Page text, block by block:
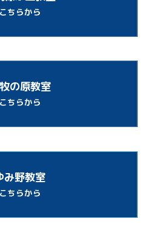
ちらから
の原教室
ちらから
み野教室
ちらから